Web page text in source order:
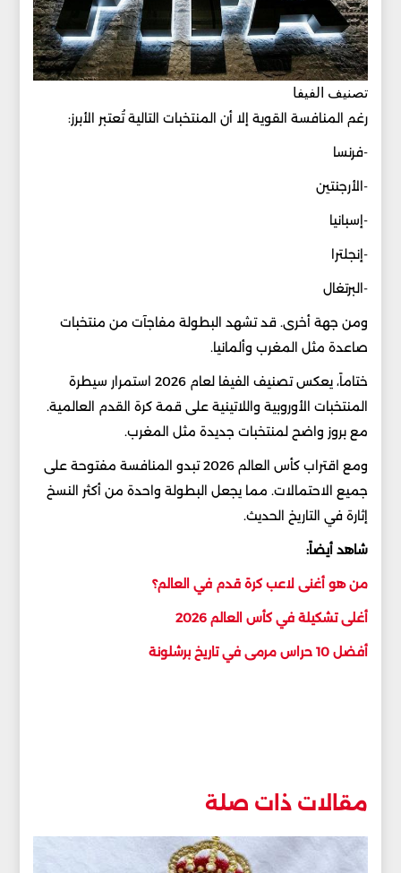
تصنيف الفيفا
رغم المنافسة القوية إلا أن المنتخبات التالية تُعتبر الأبرز:
-فرنسا
-الأرجنتين
-إسبانيا
-إنجلترا
-البرتغال
ومن جهة أخرى. قد تشهد البطولة مفاجآت من منتخبات
صاعدة مثل المغرب وألمانيا.
ختاماً، يعكس تصنيف الفيفا لعام 2026 استمرار سيطرة
المنتخبات الأوروبية واللاتينية على قمة كرة القدم العالمية.
مع بروز واضح لمنتخبات جديدة مثل المغرب.
ومع اقتراب كأس العالم 2026 تبدو المنافسة مفتوحة على
جميع الاحتمالات. مما يجعل البطولة واحدة من أكثر النسخ
إثارة في التاريخ الحديث.
شاهد أيضاً:
من هو أغنى لاعب كرة قدم في العالم؟
أغلى تشكيلة في كأس العالم 2026
أفضل 10 حراس مرمى في تاريخ برشلونة
مقالات ذات صلة